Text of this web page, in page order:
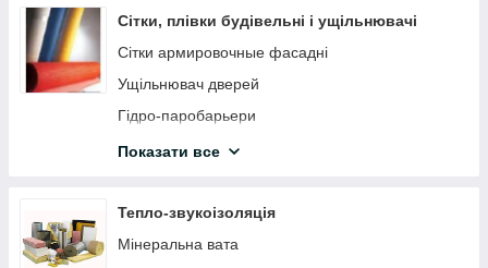
Струбцини
Ящики, органайзери
Ножівки, пили
ЗАКЛЕПКИ ТА ЗАКЛЕПНИКИ
Кутники
Ножиці ручні по металу
Будівельні олівці, маркери
Сітки, плівки будівельні і ущільнювачі
Сітки армировочные фасадні
Ущільнювач дверей
Гідро-паробарьери
Сітка армуюча штукатурка для внутрішніх робіт
Сітка антимоскітна
Мікрофібра для бетону та стяжок
Показати все
Тепло-звукоізоляція
Мінеральна вата